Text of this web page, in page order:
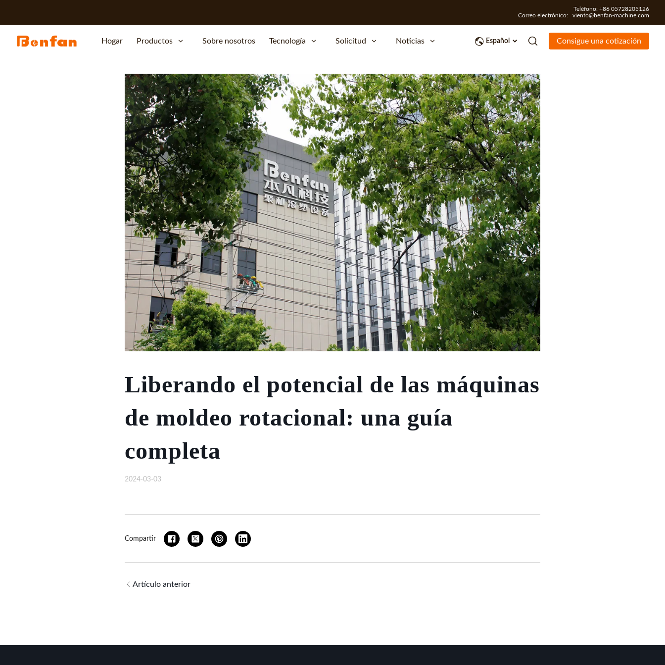
Teléfono: +86 05728205126
Correo electrónico: viento@benfan-machine.com
Hogar Productos Sobre nosotros Tecnología Solicitud Noticias Contáctenos
Español Consigue una cotización
Liberando el potencial de las máquinas
de moldeo rotacional: una guía
completa
2024-03-03
Compartir
Artículo anterior